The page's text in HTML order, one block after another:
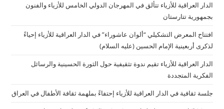
الدار العراقية للأزياء تتألق في المهرجان الدولي الخامس للأزياء والفنون
بجمهورية تتارستان
افتتاح المعرض التشكيلي “ألوان عاشوراء” في الدار العراقية للأزياء إحياءً
لذكرى أربعينية الإمام الحسين (عليه السلام)
الدار العراقية للأزياء تقيم ندوة تثقيفية حول الثورة الحسينية والرسائل
الفكرية المتجددة
جلسة ثقافية في الدار العراقية للأزياء إحتفاءً بملهمة ثقافة الأطفال في العراق